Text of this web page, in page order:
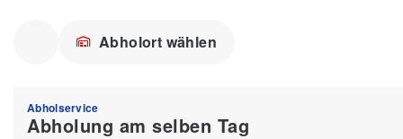
Abholort wählen
Abholservice
Abholung am selben Tag